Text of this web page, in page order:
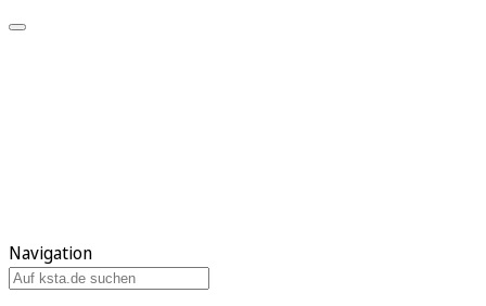
Navigation